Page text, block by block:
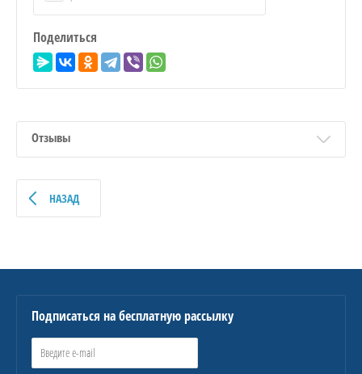
Поделиться
Отзывы
НАЗАД
Подписаться на бесплатную рассылку